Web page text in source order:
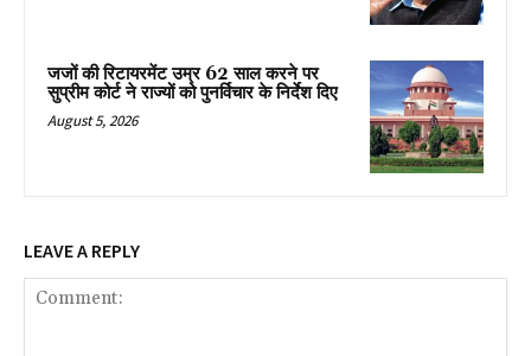
जजों की रिटायरमेंट उम्र 62 साल करने पर
सुप्रीम कोर्ट ने राज्यों को पुनर्विचार के निर्देश दिए
August 5, 2026
LEAVE A REPLY